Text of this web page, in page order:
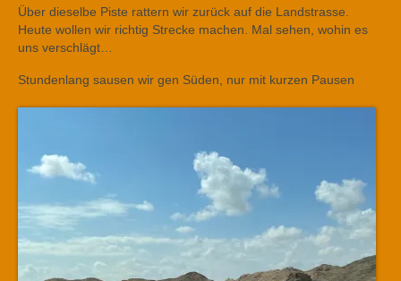
Über dieselbe Piste rattern wir zurück auf die Landstrasse.
Heute wollen wir richtig Strecke machen. Mal sehen, wohin es
uns verschlägt…
Stundenlang sausen wir gen Süden, nur mit kurzen Pausen